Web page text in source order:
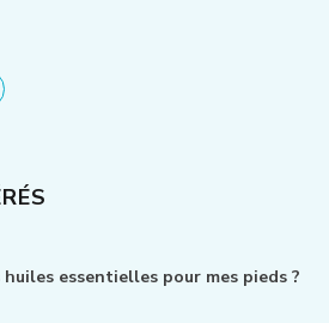
essentielles pour mes pieds ?